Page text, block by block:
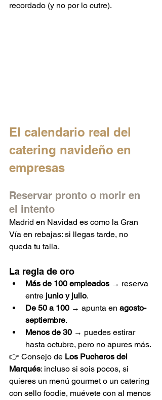
recordado (y no por lo cutre).
El calendario real del
catering navideño en
empresas
Reservar pronto o morir en
el intento
Madrid en Navidad es como la Gran
Vía en rebajas: si llegas tarde, no
queda tu talla.
La regla de oro
Más de 100 empleados → reserva
entre junio y julio.
De 50 a 100 → apunta en agosto-
septiembre.
Menos de 30 → puedes estirar
hasta octubre, pero no apures más.
👉 Consejo de Los Pucheros del
Marqués: incluso si sois pocos, si
quieres un menú gourmet o un catering
con sello foodie, muévete con al menos